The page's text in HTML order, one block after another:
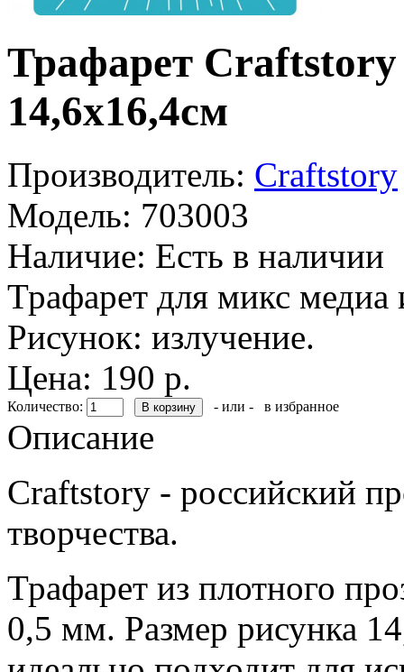
Трафарет
14,6х16,4см
Производитель: Craftstory
Модель: 703003
Наличие: Есть в наличии
Трафарет для микс медиа
Рисунок: излучение.
Цена: 190 р.
Количество: - или - в избранное
Описание
Craftstory - российский
творчества.
Трафарет из плотного
0,5 мм. Размер рисунка